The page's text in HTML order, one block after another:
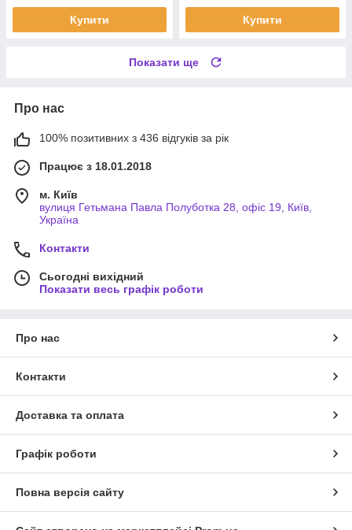
Купити Купити
Показати ще
Про нас
100% позитивних з 436 відгуків за рік
Працює з 18.01.2018
м. Київ
вулиця Гетьмана Павла Полуботка 28, офіс 19, Київ,
Україна
Контакти
Сьогодні вихідний
Показати весь графік роботи
Про нас
Контакти
Доставка та оплата
Графік роботи
Повна версія сайту